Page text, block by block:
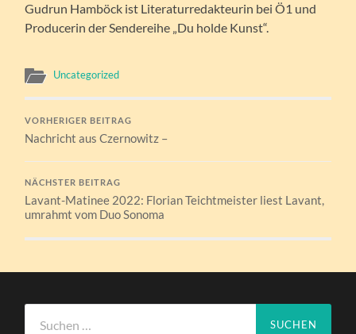
Gudrun Hamböck ist Literaturredakteurin bei Ö1 und
Producerin der Sendereihe „Du holde Kunst“.
Uncategorized
VORHERIGER BEITRAG
Nachricht aus Czernowitz –
NÄCHSTER BEITRAG
Lavant-Matinee 2022: Florian Teichtmeister liest Lavant,
umrahmt vom Duo Sonoma
nach: